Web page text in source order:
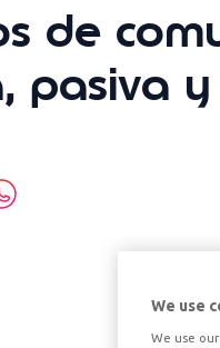
de
pasiva
We use
We use